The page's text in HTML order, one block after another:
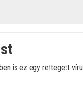
is ez egy rettegett